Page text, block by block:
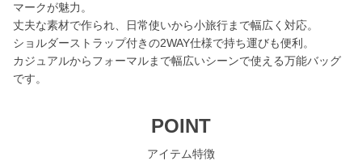
マークが魅力。
丈夫な素材で作られ、日常使いから小旅行まで幅広く対応。
ショルダーストラップ付きの2WAY仕様で持ち運びも便利。
カジュアルからフォーマルまで幅広いシーンで使える万能バッグ
です。
POINT
アイテム特徴